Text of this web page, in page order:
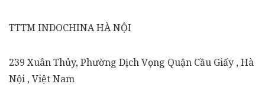
TTTM INDOCHINA HÀ NỘI
239 Xuân Thủy, Phường Dịch Vọng Quận Cầu Giấy , Hà
Nội , Việt Nam